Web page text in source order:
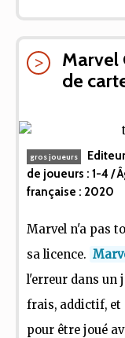
Marvel
de
gros joueurs
de joueurs : 1-4 /
française : 2020
Marvel n'a pas
sa licence.
l'erreur dans un
frais, addictif, et
pour être joué